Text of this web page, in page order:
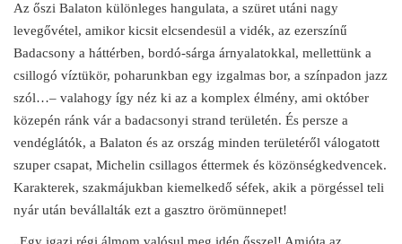
Az őszi Balaton különleges hangulata, a szüret utáni nagy
levegővétel, amikor kicsit elcsendesül a vidék, az ezerszínű
Badacsony a háttérben, bordó-sárga árnyalatokkal, mellettünk a
csillogó víztükör, poharunkban egy izgalmas bor, a színpadon jazz
szól…– valahogy így néz ki az a komplex élmény, ami október
közepén ránk vár a badacsonyi strand területén. És persze a
vendéglátók, a Balaton és az ország minden területéről válogatott
szuper csapat, Michelin csillagos éttermek és közönségkedvencek.
Karakterek, szakmájukban kiemelkedő séfek, akik a pörgéssel teli
nyár után bevállalták ezt a gasztro örömünnepet!